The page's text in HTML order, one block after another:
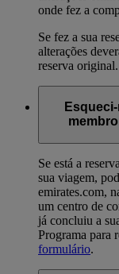
onde fez a
Se fez a sua
alterações
reserva original.
Se está a
sua viagem,
emirates.com,
um centro de
já concluiu a
Programa para
formulário.